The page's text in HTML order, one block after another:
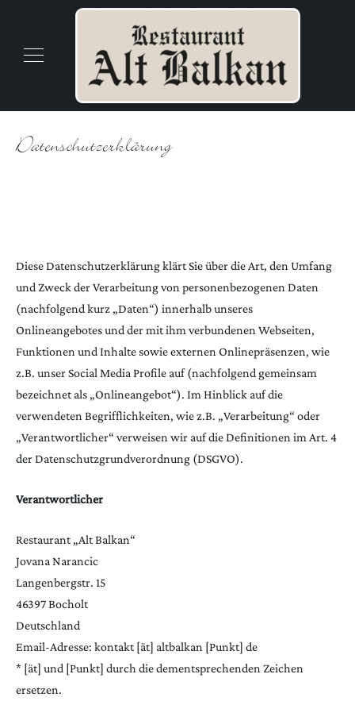
Datenschutzerklärung
Diese Datenschutzerklärung klärt Sie über die Art, den Umfang
und Zweck der Verarbeitung von personenbezogenen Daten
(nachfolgend kurz „Daten“) innerhalb unseres
Onlineangebotes und der mit ihm verbundenen Webseiten,
Funktionen und Inhalte sowie externen Onlinepräsenzen, wie
z.B. unser Social Media Profile auf (nachfolgend gemeinsam
bezeichnet als „Onlineangebot“). Im Hinblick auf die
verwendeten Begrifflichkeiten, wie z.B. „Verarbeitung“ oder
„Verantwortlicher“ verweisen wir auf die Definitionen im Art. 4
der Datenschutzgrundverordnung (DSGVO).
Verantwortlicher
Restaurant „Alt Balkan“
Jovana Narancic
Langenbergstr. 15
46397 Bocholt
Deutschland
Email-Adresse: kontakt [ät] altbalkan [Punkt] de
* [ät] und [Punkt] durch die dementsprechenden Zeichen
ersetzen.